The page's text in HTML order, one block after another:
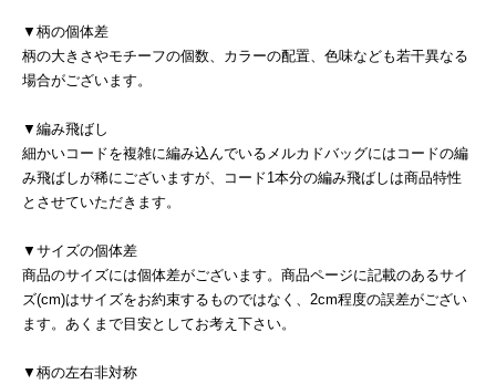
▼柄の個体差
柄の大きさやモチーフの個数、カラーの配置、色味なども若干異なる
場合がございます。
▼編み飛ばし
細かいコードを複雑に編み込んでいるメルカドバッグにはコードの編
み飛ばしが稀にございますが、コード1本分の編み飛ばしは商品特性
とさせていただきます。
▼サイズの個体差
商品のサイズには個体差がございます。商品ページに記載のあるサイ
ズ(cm)はサイズをお約束するものではなく、2cm程度の誤差がござい
ます。あくまで目安としてお考え下さい。
▼柄の左右非対称